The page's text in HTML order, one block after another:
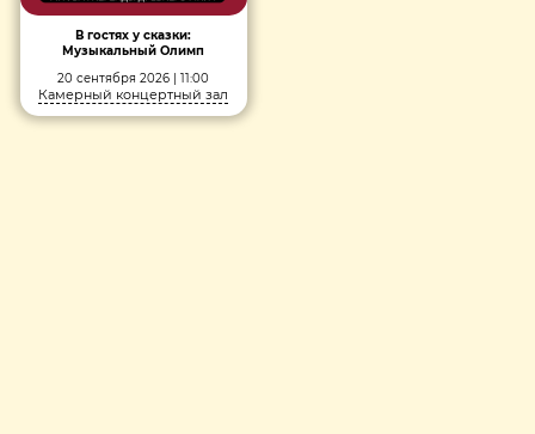
В гостях у сказки:
Музыкальный Олимп
20 сентября 2026 | 11:00
Камерный концертный зал